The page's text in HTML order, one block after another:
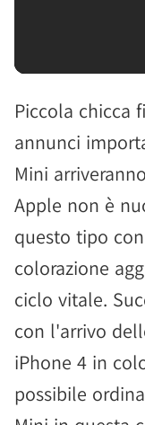
Piccola chicca
annunci
Mini
Apple non è
questo tipo
colorazione
ciclo vitale.
con l'arrivo
iPhone 4 in
possibile